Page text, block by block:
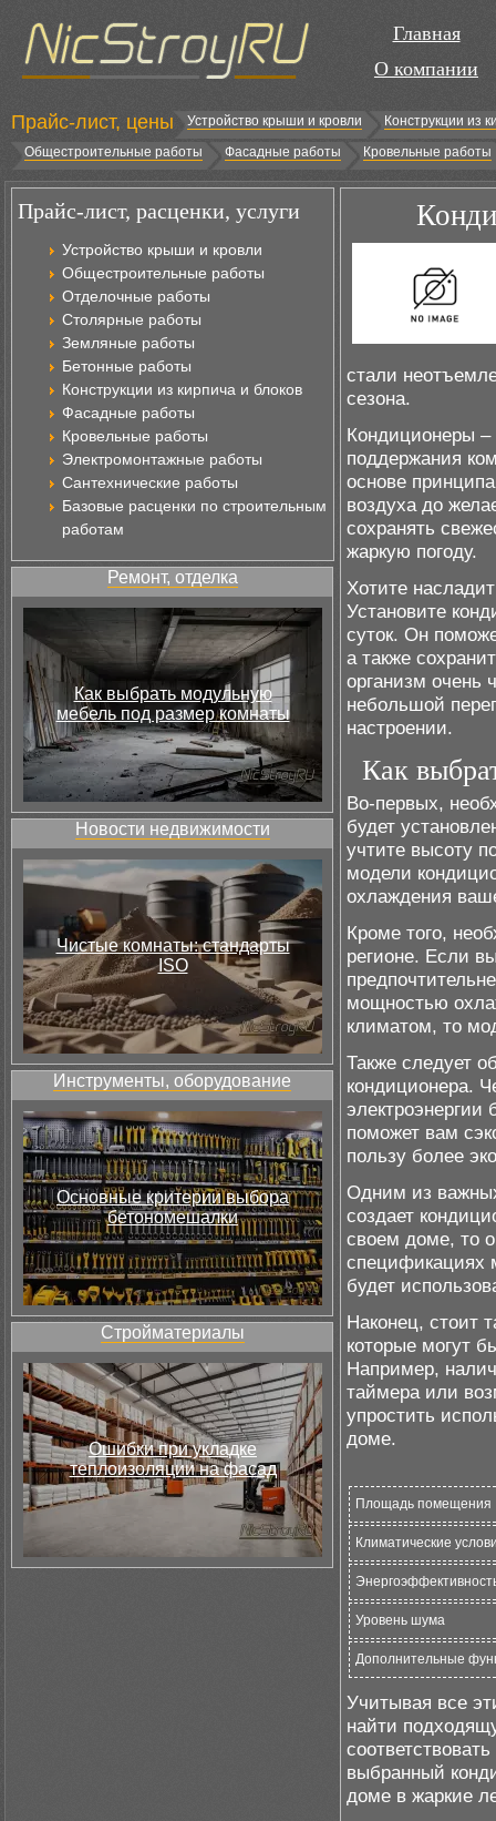
Главная
О компании
Прайс-лист, цены Устройство крыши и кровли
Конструкции из
Общестроительные работы
Фасадные работы Кровельные работы
Прайс-лист, расценки, услуги
Устройство крыши и кровли
Общестроительные работы
Отделочные работы
Столярные работы
Земляные работы
Бетонные работы
Конструкции из кирпича и блоков
Фасадные работы
Кровельные работы
Электромонтажные работы
Сантехнические работы
Базовые расценки по строительным
работам
Ремонт, отделка
Как выбрать модульную
мебель под размер комнаты
Новости недвижимости
Чистые комнаты: стандарты
ISO
Инструменты, оборудование
Основные критерии выбора
бетономешалки
Стройматериалы
Ошибки при укладке
теплоизоляции на фасад
стали
сезона.
Кондиционеры –
поддержания
основе
воздуха до
сохранять
жаркую погоду.
Хотите
Установите
суток. Он
а также
организм очень
небольшой
настроении.
Как
Во-первых,
будет
учтите высоту
модели
охлаждения
Кроме того,
регионе. Если
мощностью
климатом, то
Также следует
кондиционера.
электроэнергии
поможет вам
пользу более
Одним из
создает
своем доме, то
спецификациях
будет
Наконец, стоит
которые могут
Например,
таймера или
упростить
доме.
Площадь помещения
Климатические
Уровень шума
Дополнительные
Учитывая все
найти
выбранный
доме в жаркие